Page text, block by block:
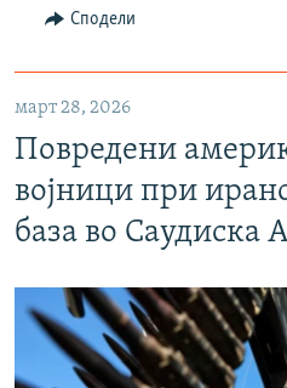
Сподели
март 28, 2026
Повредени
војници при
база во Саудиска